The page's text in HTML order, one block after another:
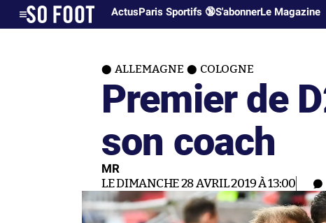
ActusParis Sportifs 🔞S'abonnerLe Magazine
ALLEMAGNE COLOGNE
Premier de
son coach
MR
LE DIMANCHE 28 AVRIL 2019 À 13:00